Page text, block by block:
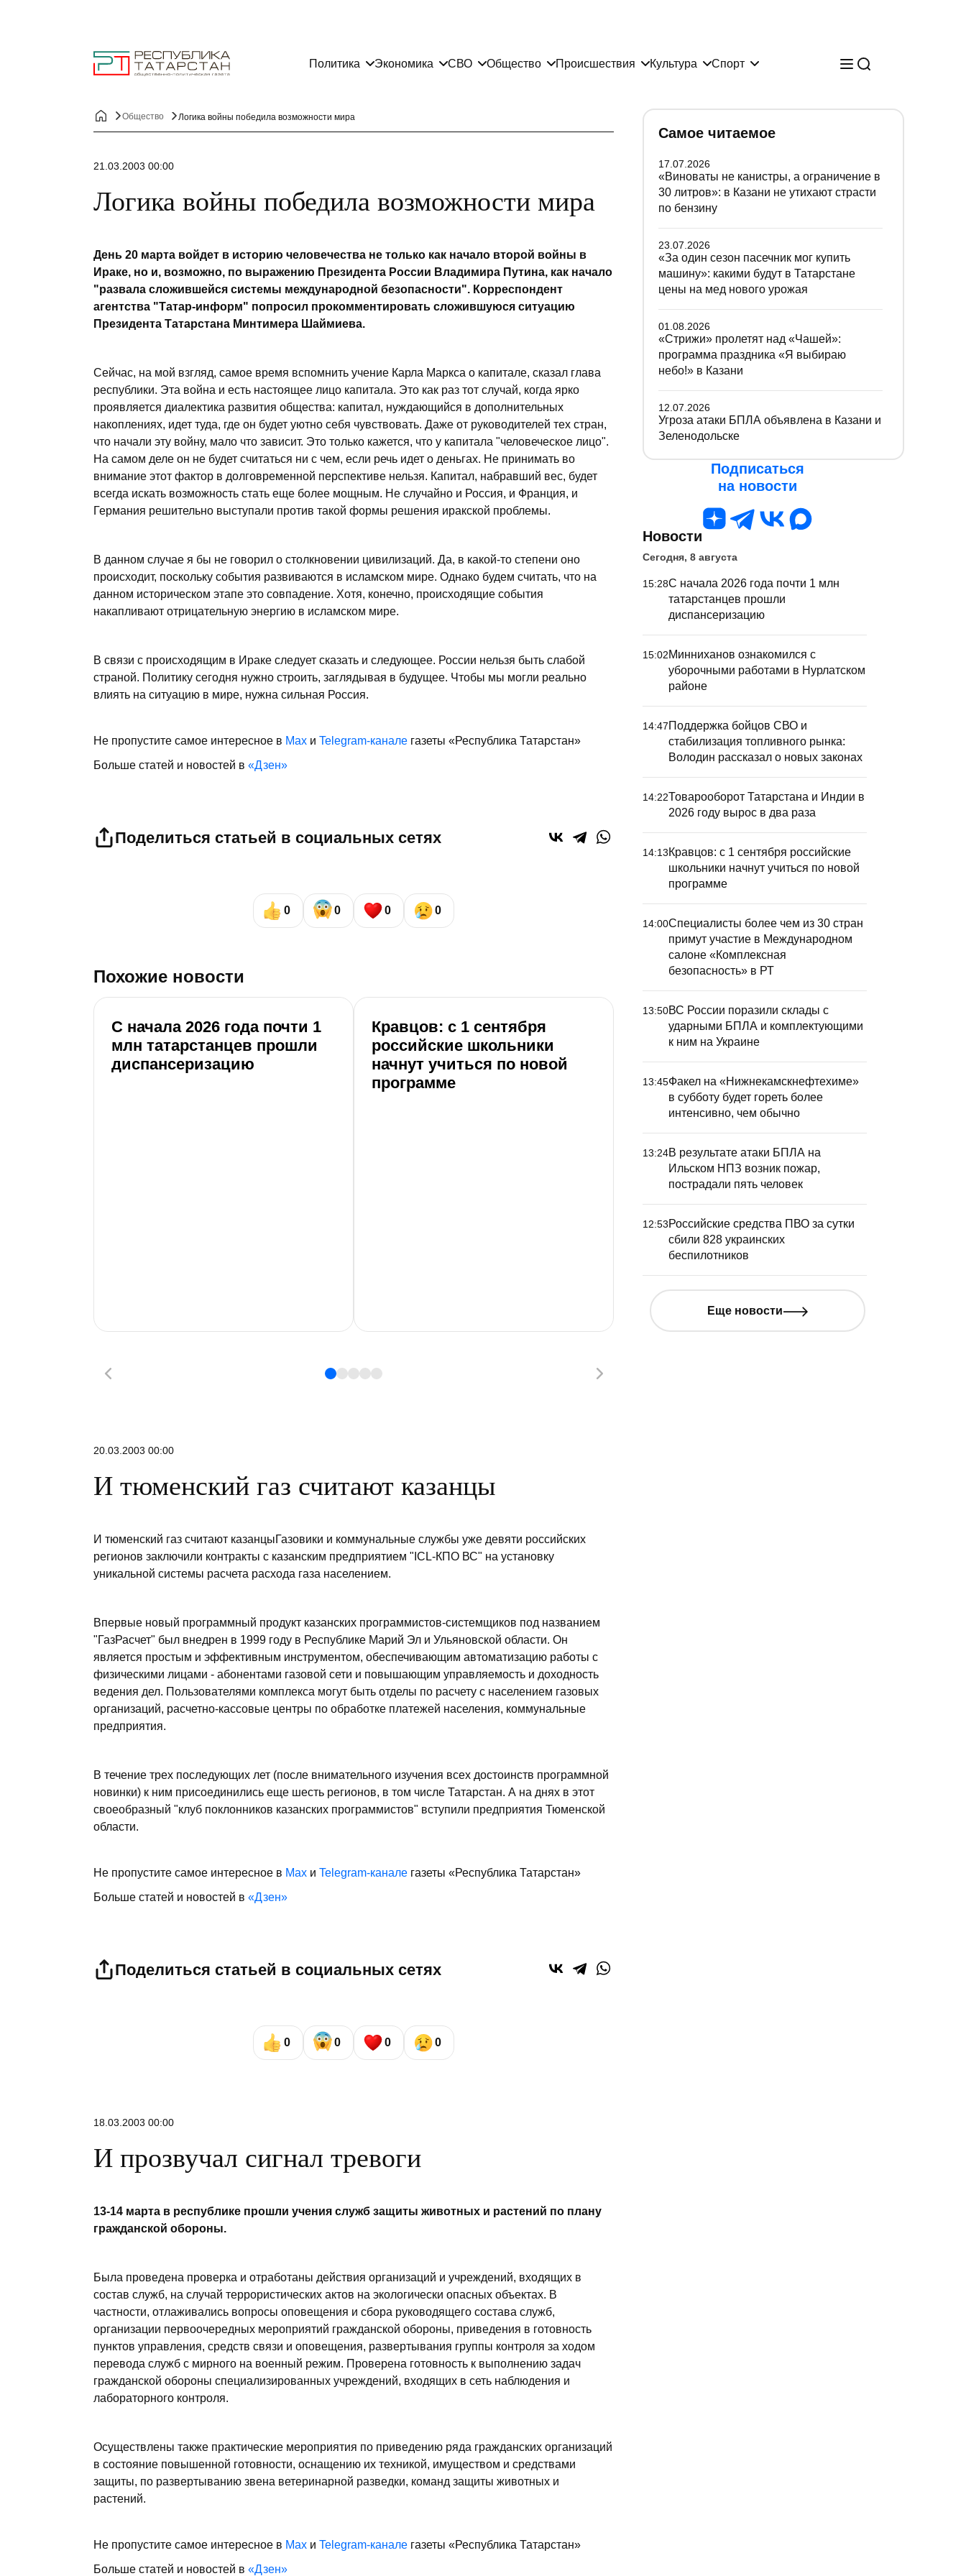
Политика Экономика СВО Общество Происшествия Культура Спорт
Общество Логика войны победила возможности мира
21.03.2003 00:00
Логика войны победила возможности мира
День 20 марта войдет в историю человечества не только как начало второй войны в
Ираке, но и, возможно, по выражению Президента России Владимира Путина, как начало
"развала сложившейся системы международной безопасности". Корреспондент
агентства "Татар-информ" попросил прокомментировать сложившуюся ситуацию
Президента Татарстана Минтимера Шаймиева.
Сейчас, на мой взгляд, самое время вспомнить учение Карла Маркса о капитале, сказал глава
республики. Эта война и есть настоящее лицо капитала. Это как раз тот случай, когда ярко
проявляется диалектика развития общества: капитал, нуждающийся в дополнительных
накоплениях, идет туда, где он будет уютно себя чувствовать. Даже от руководителей тех стран,
что начали эту войну, мало что зависит. Это только кажется, что у капитала "человеческое лицо".
На самом деле он не будет считаться ни с чем, если речь идет о деньгах. Не принимать во
внимание этот фактор в долговременной перспективе нельзя. Капитал, набравший вес, будет
всегда искать возможность стать еще более мощным. Не случайно и Россия, и Франция, и
Германия решительно выступали против такой формы решения иракской проблемы.
В данном случае я бы не говорил о столкновении цивилизаций. Да, в какой-то степени оно
происходит, поскольку события развиваются в исламском мире. Однако будем считать, что на
данном историческом этапе это совпадение. Хотя, конечно, происходящие события
накапливают отрицательную энергию в исламском мире.
В связи с происходящим в Ираке следует сказать и следующее. России нельзя быть слабой
страной. Политику сегодня нужно строить, заглядывая в будущее. Чтобы мы могли реально
влиять на ситуацию в мире, нужна сильная Россия.
Не пропустите самое интересное в Max и Telegram-канале газеты «Республика Татарстан»
Больше статей и новостей в «Дзен»
Поделиться статьей в социальных сетях
0 0 0 0
Похожие новости
С начала 2026 года почти 1
млн татарстанцев прошли
диспансеризацию
Кравцов: с 1 сентября
российские школьники
начнут учиться по новой
программе
Работы по «Нашему двору»
в Татарстане завершены на
86%
20.03.2003 00:00
И тюменский газ считают казанцы
И тюменский газ считают казанцыГазовики и коммунальные службы уже девяти российских
регионов заключили контракты с казанским предприятием "ICL-КПО ВС" на установку
уникальной системы расчета расхода газа населением.
Впервые новый программный продукт казанских программистов-системщиков под названием
"ГазРасчет" был внедрен в 1999 году в Республике Марий Эл и Ульяновской области. Он
является простым и эффективным инструментом, обеспечивающим автоматизацию работы с
физическими лицами - абонентами газовой сети и повышающим управляемость и доходность
ведения дел. Пользователями комплекса могут быть отделы по расчету с населением газовых
организаций, расчетно-кассовые центры по обработке платежей населения, коммунальные
предприятия.
В течение трех последующих лет (после внимательного изучения всех достоинств программной
новинки) к ним присоединились еще шесть регионов, в том числе Татарстан. А на днях в этот
своеобразный "клуб поклонников казанских программистов" вступили предприятия Тюменской
области.
Не пропустите самое интересное в Max и Telegram-канале газеты «Республика Татарстан»
Больше статей и новостей в «Дзен»
Поделиться статьей в социальных сетях
0 0 0 0
18.03.2003 00:00
И прозвучал сигнал тревоги
13-14 марта в республике прошли учения служб защиты животных и растений по плану
гражданской обороны.
Была проведена проверка и отработаны действия организаций и учреждений, входящих в
состав служб, на случай террористических актов на экологически опасных объектах. В
частности, отлаживались вопросы оповещения и сбора руководящего состава служб,
организации первоочередных мероприятий гражданской обороны, приведения в готовность
пунктов управления, средств связи и оповещения, развертывания группы контроля за ходом
перевода служб с мирного на военный режим. Проверена готовность к выполнению задач
гражданской обороны специализированных учреждений, входящих в сеть наблюдения и
лабораторного контроля.
Осуществлены также практические мероприятия по приведению ряда гражданских организаций
в состояние повышенной готовности, оснащению их техникой, имуществом и средствами
защиты, по развертыванию звена ветеринарной разведки, команд защиты животных и
растений.
Не пропустите самое интересное в Max и Telegram-канале газеты «Республика Татарстан»
Больше статей и новостей в «Дзен»
Самое читаемое
17.07.2026
«Виноваты не канистры, а ограничение в
30 литров»: в Казани не утихают страсти
по бензину
23.07.2026
«За один сезон пасечник мог купить
машину»: какими будут в Татарстане
цены на мед нового урожая
01.08.2026
«Стрижи» пролетят над «Чашей»:
программа праздника «Я выбираю
небо!» в Казани
12.07.2026
Угроза атаки БПЛА объявлена в Казани и
Зеленодольске
Подписаться
на новости
Новости
Сегодня, 8 августа
15:28С начала 2026 года почти 1 млн
татарстанцев прошли
диспансеризацию
15:02Минниханов ознакомился с
уборочными работами в Нурлатском
районе
14:47Поддержка бойцов СВО и
стабилизация топливного рынка:
Володин рассказал о новых законах
14:22Товарооборот Татарстана и Индии в
2026 году вырос в два раза
14:13Кравцов: с 1 сентября российские
школьники начнут учиться по новой
программе
14:00Специалисты более чем из 30 стран
примут участие в Международном
салоне «Комплексная
безопасность» в РТ
13:50ВС России поразили склады с
ударными БПЛА и комплектующими
к ним на Украине
13:45Факел на «Нижнекамскнефтехиме»
в субботу будет гореть более
интенсивно, чем обычно
13:24В результате атаки БПЛА на
Ильском НПЗ возник пожар,
пострадали пять человек
12:53Российские средства ПВО за сутки
сбили 828 украинских
беспилотников
Еще новости